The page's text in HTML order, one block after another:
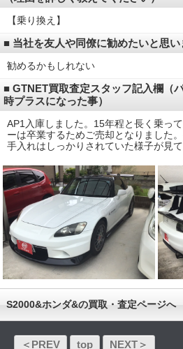
【乗り換え】
■ 当社を友人や同僚に勧めたいと思い
勧めるかもしれない
■ GTNET買取査定スタッフ記入欄（
時プラスになった事）
AP1入庫しました。15年程と長く乗っ
ーは卒業するためご売却となりました
手入れはしっかりされていた様子が見て
S2000&ホンダ&の買取・査定ページへ
＜PREV top NEXT＞